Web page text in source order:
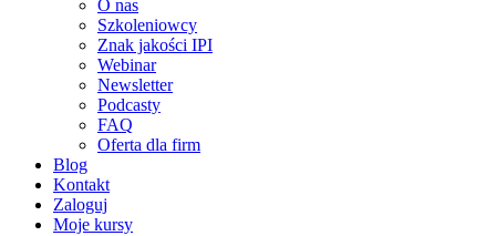
O nas
Szkoleniowcy
Znak jakości IPI
Webinar
Newsletter
Podcasty
FAQ
Oferta dla firm
Blog
Kontakt
Zaloguj
Moje kursy